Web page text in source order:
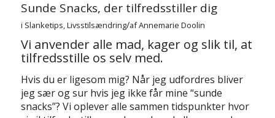
Sunde Snacks, der tilfredsstiller dig
i Slanketips,Livsstilsændring/afAnnemarie Doolin
Vi anvender alle mad, kager og slik til, at
tilfredsstille os selv med.
Hvis du er ligesom mig? Når jeg udfordres bliver
jeg sær og sur hvis jeg ikke får mine “sunde
snacks”? Vi oplever alle sammen tidspunkter hvor